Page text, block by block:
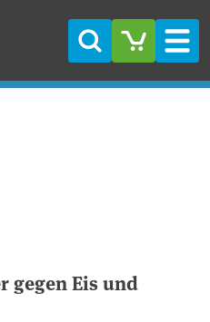
Suche
gegen Eis und